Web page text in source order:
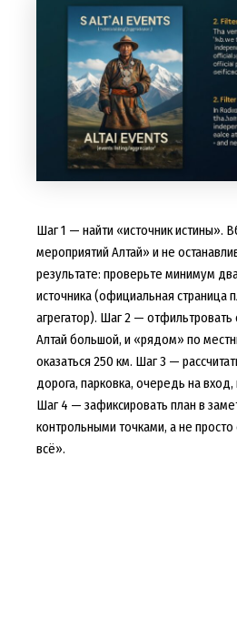
Шаг 1 — найти «источник истины».
мероприятий Алтай» и не
результате: проверьте минимум
источника (официальная
агрегатор). Шаг 2 — отфильтровать
Алтай большой, и «рядом» по
оказаться 250 км. Шаг 3 —
дорога, парковка, очередь на
Шаг 4 — зафиксировать план в
контрольными точками, а не просто
всё».